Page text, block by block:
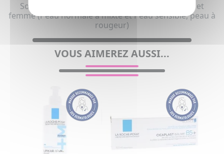
Soin apaisant et Soin réparateur pour homme et
femme (Peau normale à mixte et Peau sensible, peau à
rougeur)
VOUS AIMEREZ AUSSI...